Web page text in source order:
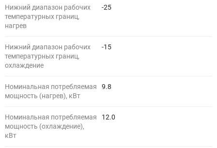
Нижний диапазон рабочих
температурных границ,
нагрев
-25
Нижний диапазон рабочих
температурных границ,
охлаждение
-15
Номинальная потребляемая
мощность (нагрев), кВт
9.8
Номинальная потребляемая
мощность (охлаждение),
кВт
12.0